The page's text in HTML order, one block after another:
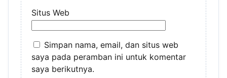
Situs Web
Simpan nama, email, dan situs web
saya pada peramban ini untuk komentar
saya berikutnya.